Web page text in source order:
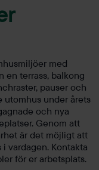
med
en terrass, balkong
pauser och
utomhus under årets
och nya
Genom att
är det möjligt att
vardagen. Kontakta
för er arbetsplats.